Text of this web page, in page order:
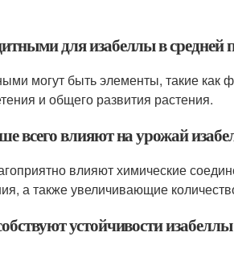
для изабеллы в средней
могут быть элементы, такие как
и общего развития растения.
всего влияют на урожай
влияют химические
а также увеличивающие
устойчивости